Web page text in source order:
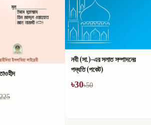
225
নবী (সা.)-এর সলাত সম্পাদনের
পদ্ধতি (পকেট)
৳30৳50